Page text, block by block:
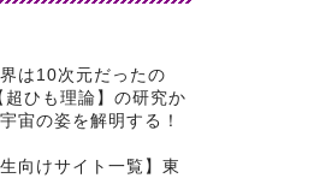
は10次元だったの
超ひも理論】の研究か
宙の姿を解明する！
生向けサイト一覧】東